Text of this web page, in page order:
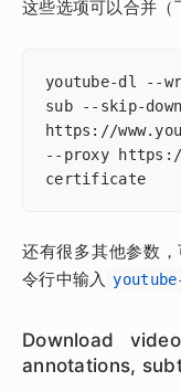
这些选项可以合并（
youtube-dl --
sub --skip-
https://
--proxy
certificate
还有很多其他参数
令行中输入
Download
annotations,